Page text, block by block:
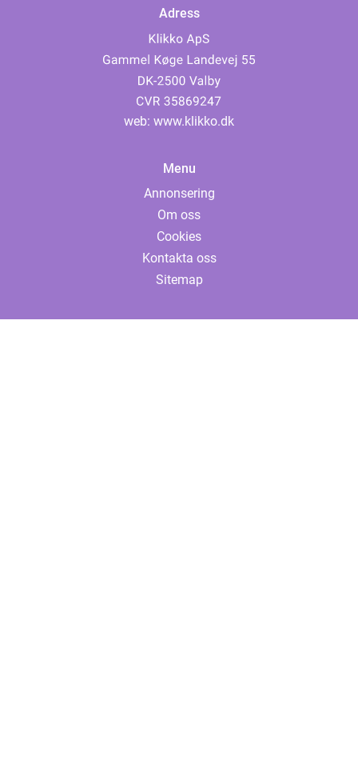
Adress
web: www.klikko.dk
Menu
Annonsering
Om oss
Cookies
Kontakta oss
Sitemap